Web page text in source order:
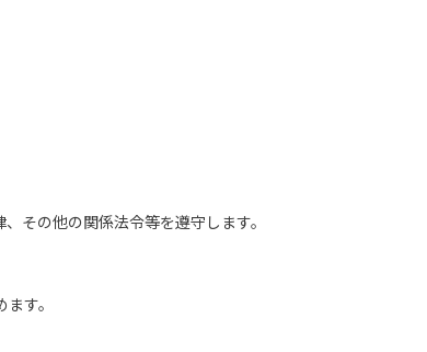
その他の関係法令等を遵守します。
す。